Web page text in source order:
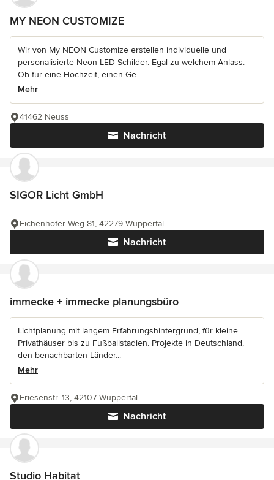
MY NEON CUSTOMIZE
Wir von My NEON Customize erstellen individuelle und
personalisierte Neon-LED-Schilder. Egal zu welchem Anlass.
Ob für eine Hochzeit, einen Ge...
Mehr
Nachricht
41462 Neuss
SIGOR Licht GmbH
Nachricht
Eichenhofer Weg 81, 42279 Wuppertal
immecke + immecke planungsbüro
Lichtplanung mit langem Erfahrungshintergrund, für kleine
Privathäuser bis zu Fußballstadien. Projekte in Deutschland,
den benachbarten Länder...
Mehr
Nachricht
Friesenstr. 13, 42107 Wuppertal
Studio Habitat